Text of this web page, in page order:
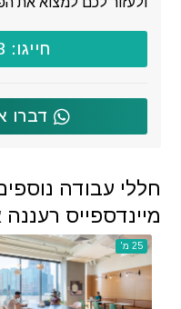
חייגו: 073-7026403
דברו
חללי עבודה
מיינדספייס
25 מ'